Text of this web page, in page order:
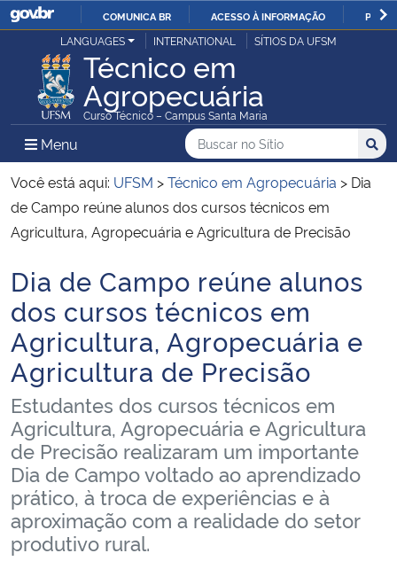
IR
PARA
O
CONTEÚDO
COMUNICA BR ACESSO À INFORMAÇÃO
Ministério da Justiça e Segurança Pública
Ministério da Defesa
Ministério das Relações Exteriores
Ministério da Economia
Ministério da Infraestrutura
Ministério da Agricultura, Pecuária e Abastecimento
Ministério da Educação
Ministério da Cidadania
Ministério da Saúde
Ministério de Minas e Energia
Ministério da Ciência, Tecnologia, Inovações e Comunicações
LANGUAGES INTERNATIONAL SÍTIOS DA UFSM
Técnico em
Agropecuária
Curso Técnico – Campus Santa Maria
Menu Menu Principal do Sítio
Busca
Buscar no no Sítio
Busca:
Você está aqui: UFSM >Técnico em Agropecuária > Dia
de Campo reúne alunos dos cursos técnicos em
Agricultura, Agropecuária e Agricultura de Precisão
Início do conteúdo
Dia de Campo reúne alunos
dos cursos técnicos em
Agricultura, Agropecuária e
Agricultura de Precisão
Estudantes dos cursos técnicos em
Agricultura, Agropecuária e Agricultura
de Precisão realizaram um importante
Dia de Campo voltado ao aprendizado
prático, à troca de experiências e à
aproximação com a realidade do setor
produtivo rural.